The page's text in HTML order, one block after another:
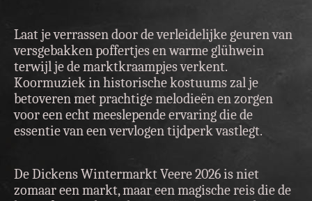
Laat je verrassen door de verleidelijke geuren van
versgebakken poffertjes en warme glühwein
terwijl je de marktkraampjes verkent.
Koormuziek in historische kostuums zal je
betoveren met prachtige melodieën en zorgen
voor een echt meeslepende ervaring die de
essentie van een vervlogen tijdperk vastlegt.
De Dickens Wintermarkt Veere 2026 is niet
zomaar een markt, maar een magische reis die de